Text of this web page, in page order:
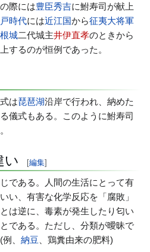
際には豊臣秀吉に鮒寿司が献上
時代には近江国から征夷大将軍
城二代城主井伊直孝のときから
するのが恒例であった。
は琵琶湖沿岸で行われ、納めた
儀式もある。このように鮒寿司
い [編集]
である。人間の生活にとって有
い、有害な化学反応を「腐敗」
は逆に、毒素が発生したり匂い
である。ただし、分類が曖昧で
、 納豆 、鶏糞由来の肥料)